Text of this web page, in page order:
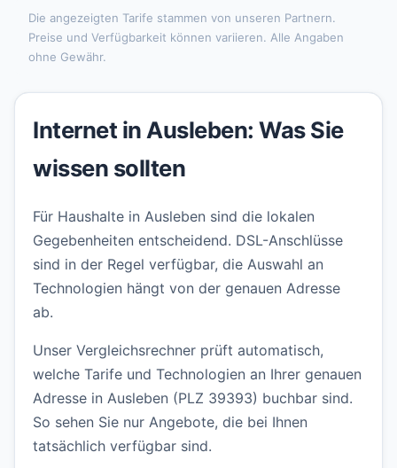
Die angezeigten Tarife stammen von unseren Partnern.
Preise und Verfügbarkeit können variieren. Alle Angaben
ohne Gewähr.
Internet in Ausleben: Was Sie
wissen sollten
Für Haushalte in Ausleben sind die lokalen
Gegebenheiten entscheidend. DSL-Anschlüsse
sind in der Regel verfügbar, die Auswahl an
Technologien hängt von der genauen Adresse
ab.
Unser Vergleichsrechner prüft automatisch,
welche Tarife und Technologien an Ihrer genauen
Adresse in Ausleben (PLZ 39393) buchbar sind.
So sehen Sie nur Angebote, die bei Ihnen
tatsächlich verfügbar sind.